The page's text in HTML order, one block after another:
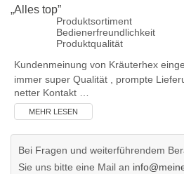
„Alles top”
Produktsortiment
Bedienerfreundlichkeit
Produktqualität
Kundenmeinung von Kräuterhex
immer super Qualität , prompte
netter Kontakt …
MEHR LESEN
Bei Fragen und weiterführendem
Sie uns bitte eine Mail an